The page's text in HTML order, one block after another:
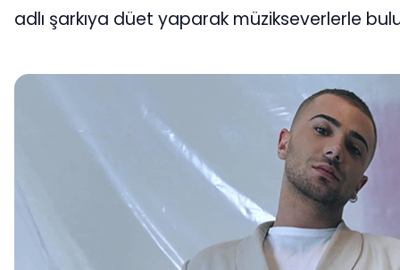
adlı şarkıya düet yaparak müzikseverlerle